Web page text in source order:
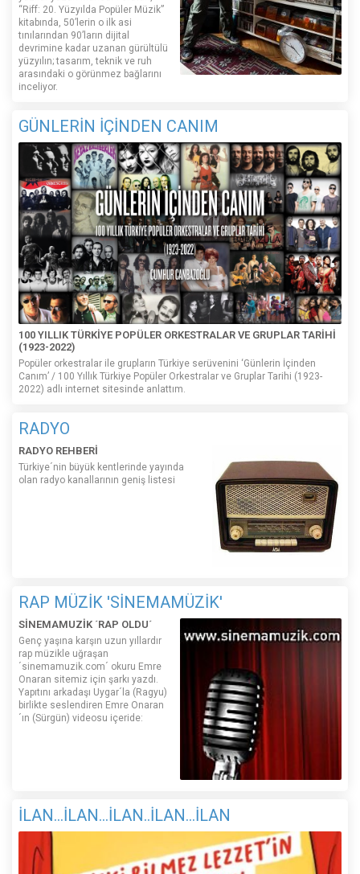
“Riff: 20. Yüzyılda Popüler Müzik”
kitabında, 50’lerin o ilk asi
tınılarından 90’ların dijital
devrimine kadar uzanan gürültülü
yüzyılın; tasarım, teknik ve ruh
arasındaki o görünmez bağlarını
inceliyor.
GÜNLERİN İÇİNDEN CANIM
100 YILLIK TÜRKİYE POPÜLER ORKESTRALAR VE GRUPLAR TARİHİ
(1923-2022)
Popüler orkestralar ile grupların Türkiye serüvenini ‘Günlerin İçinden
Canım’ / 100 Yıllık Türkiye Popüler Orkestralar ve Gruplar Tarihi (1923-
2022) adlı internet sitesinde anlattım.
RADYO
RADYO REHBERİ
Türkiye´nin büyük kentlerinde yayında
olan radyo kanallarının geniş listesi
RAP MÜZİK 'SİNEMAMÜZİK'
SİNEMAMUZİK ´RAP OLDU´
Genç yaşına karşın uzun yıllardır
rap müzikle uğraşan
´sinemamuzik.com´ okuru Emre
Onaran sitemiz için şarkı yazdı.
Yapıtını arkadaşı Uygar´la (Ragyu)
birlikte seslendiren Emre Onaran
´ın (Sürgün) videosu içeride:
İLAN...İLAN...İLAN..İLAN...İLAN